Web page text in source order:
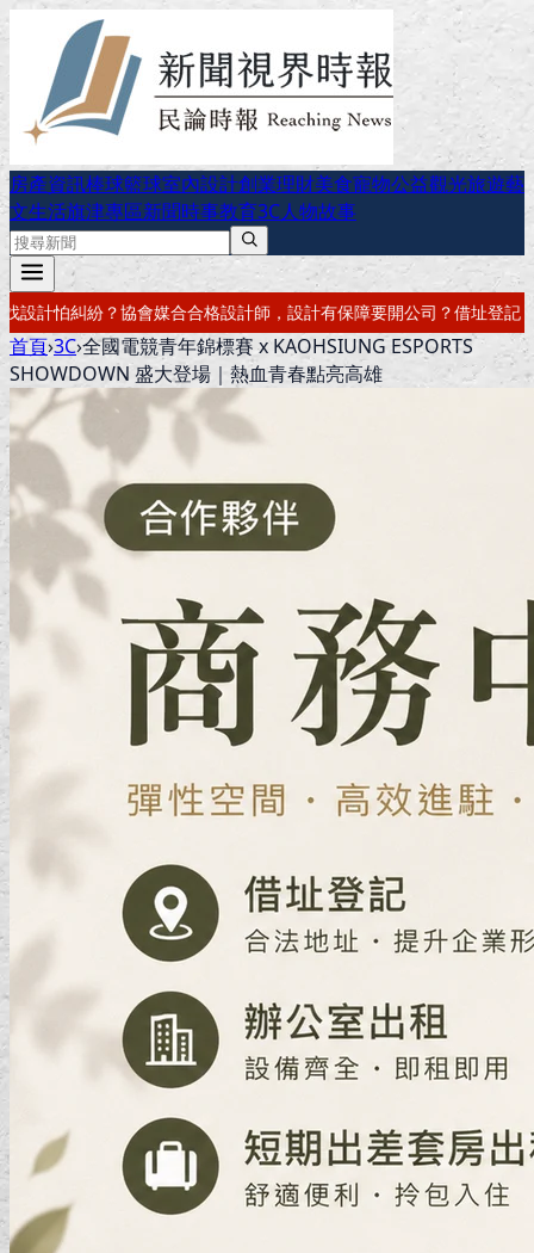
房產資訊棒球籃球室內設計創業理財美食寵物公益觀光旅遊藝
文生活旗津專區新聞時事教育3C人物故事
有保障要開公司？借址登記・公司設立・工商登記一次辦好記帳報稅
首頁›3C›全國電競青年錦標賽 x KAOHSIUNG ESPORTS
SHOWDOWN 盛大登場｜熱血青春點亮高雄